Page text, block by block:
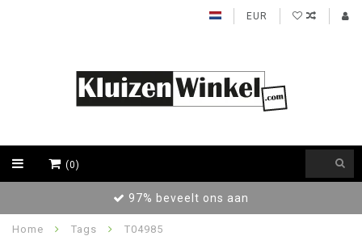
EUR
(0)
97% beveelt ons aan
Home Tags T04985